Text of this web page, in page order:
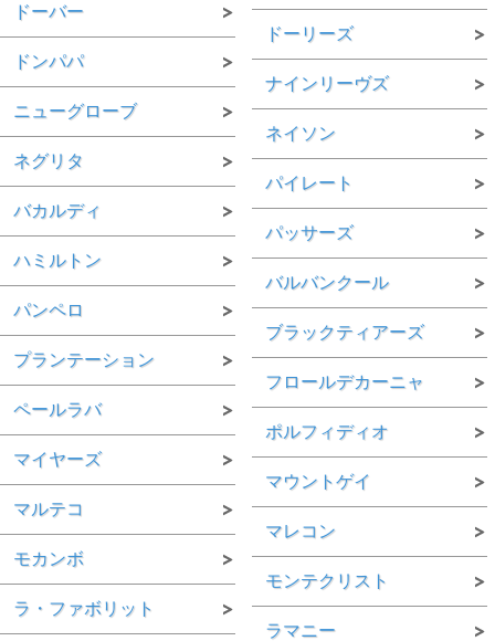
ドーバー
ドンパパ
ニューグローブ
ネグリタ
バカルディ
ハミルトン
パンペロ
プランテーション
ペールラバ
マイヤーズ
マルテコ
モカンボ
ラ・ファボリット
ドーリーズ
ナインリーヴズ
ネイソン
パイレート
パッサーズ
バルバンクール
ブラックティアーズ
フロールデカーニャ
ポルフィディオ
マウントゲイ
マレコン
モンテクリスト
ラマニー